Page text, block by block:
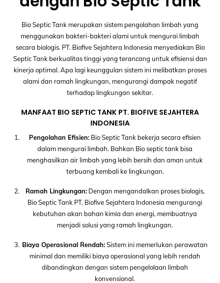
Bio Septic Tank merupakan sistem pengolahan limbah yang
menggunakan bakteri-bakteri alami untuk mengurai limbah
secara biologis. PT. Biofive Sejahtera Indonesia menyediakan Bio
Septic Tank berkualitas tinggi yang terancang untuk efisiensi dan
kinerja optimal. Apa lagi keunggulan sistem ini melibatkan proses
alami dan ramah lingkungan, mengurangi dampak negatif
terhadap lingkungan sekitar.
MANFAAT BIO SEPTIC TANK PT. BIOFIVE SEJAHTERA
INDONESIA
Pengolahan Efisien: Bio Septic Tank bekerja secara efisien
dalam mengurai limbah. Bahkan Bio septic tank bisa
menghasilkan air limbah yang lebih bersih dan aman untuk
terbuang kembali ke lingkungan.
Ramah Lingkungan:Dengan mengandalkan proses biologis,
Bio Septic Tank PT. Biofive Sejahtera Indonesia mengurangi
kebutuhan akan bahan kimia dan energi, membuatnya
menjadi solusi yang ramah lingkungan.
Biaya Operasional Rendah:Sistem ini memerlukan perawatan
minimal dan memiliki biaya operasional yang lebih rendah
dibandingkan dengan sistem pengelolaan limbah
konvensional.